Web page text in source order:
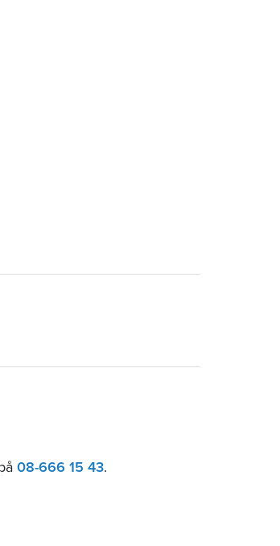
08-666 15 43.